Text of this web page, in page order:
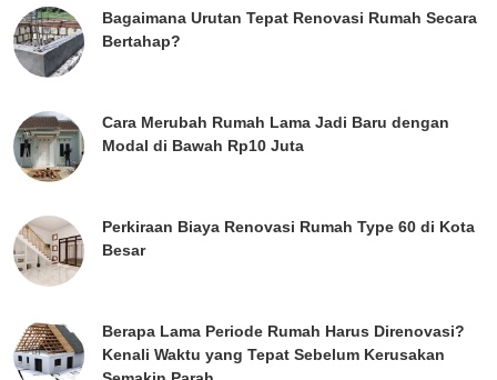
Bagaimana Urutan Tepat Renovasi Rumah Secara
Bertahap?
Cara Merubah Rumah Lama Jadi Baru dengan
Modal di Bawah Rp10 Juta
Perkiraan Biaya Renovasi Rumah Type 60 di Kota
Besar
Berapa Lama Periode Rumah Harus Direnovasi?
Kenali Waktu yang Tepat Sebelum Kerusakan